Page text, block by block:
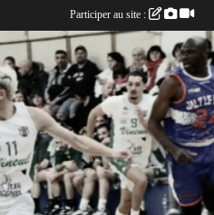
Participer au site :